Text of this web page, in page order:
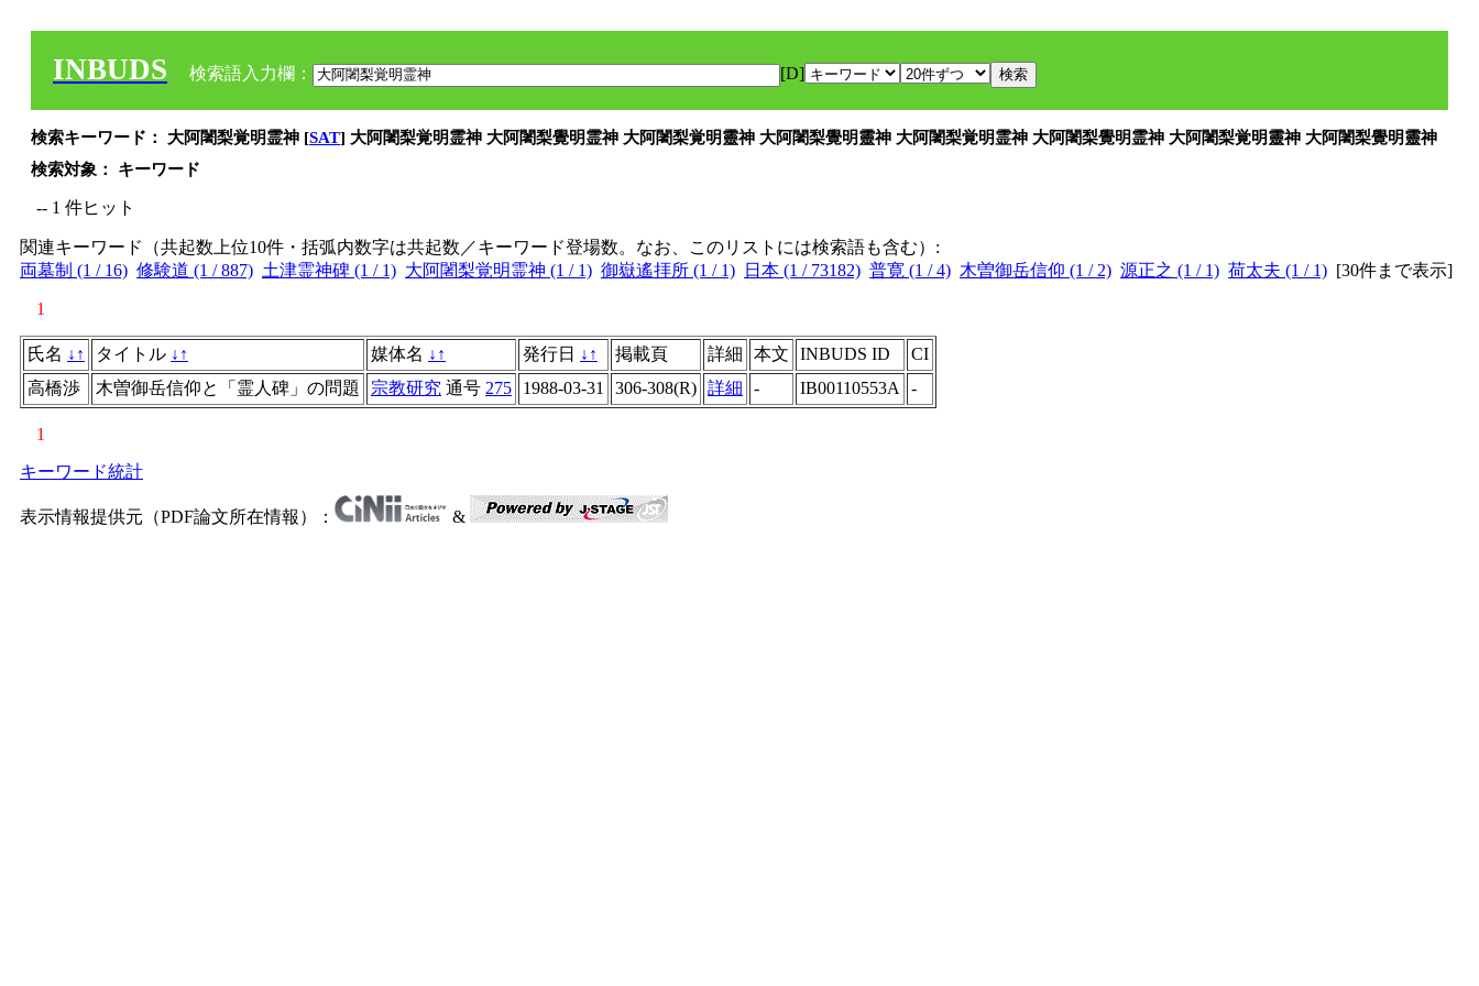
INBUDS 検索語入力欄： [D]
検索キーワード： 大阿闍梨覚明霊神 [SAT] 大阿闍梨覚明霊神 大阿闍梨覺明霊神 大阿闍梨覚明靈神 大阿闍梨覺明靈神 大阿闍梨覚明霊神 大阿闍梨覺明霊神 大阿闍梨覚明靈神 大阿闍梨覺明靈神
検索対象： キーワード
-- 1 件ヒット
関連キーワード（共起数上位10件・括弧内数字は共起数／キーワード登場数。なお、このリストには検索語も含む）:
両墓制 (1 / 16) 修験道 (1 / 887) 土津霊神碑 (1 / 1) 大阿闍梨覚明霊神 (1 / 1) 御嶽遙拝所 (1 / 1) 日本 (1 / 73182) 普寛 (1 / 4) 木曽御岳信仰 (1 / 2) 源正之 (1 / 1) 荷太夫 (1 / 1) [30件まで表示]
1
氏名 ↓ ↑ タイトル ↓ ↑ 媒体名 ↓ ↑ 発行日 ↓ ↑ 掲載頁 詳細 本文 INBUDS ID
CI
高橋渉
木曽御岳信仰と「霊人碑」の問題 宗教研究 通号 275 1988-03-31 306-308(R) 詳細 - IB00110553A -
1
キーワード統計
表示情報提供元（PDF論文所在情報）： &